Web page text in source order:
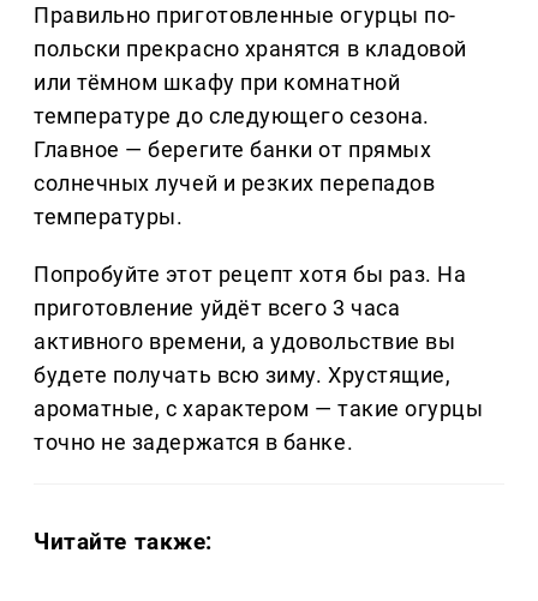
Правильно приготовленные огурцы по-
польски прекрасно хранятся в кладовой
или тёмном шкафу при комнатной
температуре до следующего сезона.
Главное — берегите банки от прямых
солнечных лучей и резких перепадов
температуры.
Попробуйте этот рецепт хотя бы раз. На
приготовление уйдёт всего 3 часа
активного времени, а удовольствие вы
будете получать всю зиму. Хрустящие,
ароматные, с характером — такие огурцы
точно не задержатся в банке.
Читайте также: